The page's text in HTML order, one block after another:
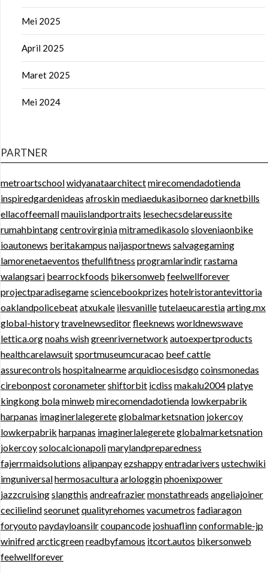
Mei 2025
April 2025
Maret 2025
Mei 2024
PARTNER
metroartschoolwidyanataarchitectmirecomendadotienda
inspiredgardenideas afroskinmediaedukasiborneodarknetbills
ellacoffeemallmauiislandportraits lesechecsdelareussite
rumahbintangcentrovirginiamitramedikasolosloveniaonbike
ioautonews beritakampus naijasportnews salvagegaming
lamorenetaeventos thefullfitness programlarindirrastama
walangsari bearrockfoods bikersonweb feelwellforever
projectparadisegamesciencebookprizes hotelristorantevittoria
oaklandpolicebeatatxukale ilesvanilletutelaeucarestiaarting.mx
global-historytravelnewseditorfleeknews worldnewswave
lettica.orgnoahs wishgreenrivernetwork autoexpertproducts
healthcarelawsuitsportmuseumcuracao beef cattle
assurecontrols hospitalnearmearquidiocesisdgocoinsmonedas
cirebonpostcoronametershiftorbit icdiss makalu2004platye
kingkong bolaminweb mirecomendadotienda lowkerpabrik
harpanas imaginerlalegereteglobalmarketsnation jokercoy
lowkerpabrik harpanas imaginerlalegereteglobalmarketsnation
jokercoysolocalcionapolimarylandpreparedness
fajerrmaidsolutions alipanpayezshappyentradarivers ustechwiki
imguniversalhermosaculturaarlologginphoenixpower
jazzcruisingslangthis andreafraziermonstathreads angeliajoiner
cecilielindseorunetqualityrehomes vacumetros fadiaragon
foryoutopaydayloansilrcoupancode joshuaflinnconformable-jp
winifredarcticgreenreadbyfamous itcort.autos bikersonweb
feelwellforever